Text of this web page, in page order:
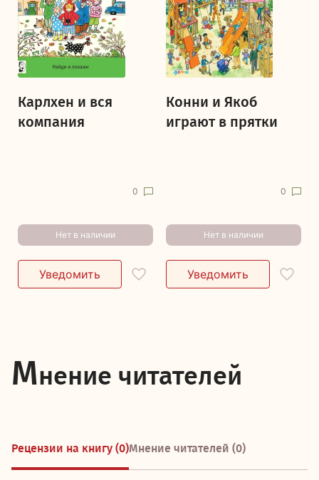
Карлхен и вся
компания
0
Нет в наличии
Конни и Якоб
играют в прятки
0
Нет в наличии
Мнение читателей
Рецензии на книгу (0)Мнение читателей (0)